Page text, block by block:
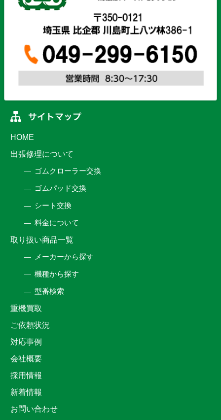
HOME
出張修理について
ゴムクローラー交換
ゴムパッド交換
シート交換
料金について
取り扱い商品一覧
メーカーから探す
機種から探す
型番検索
重機買取
ご依頼状況
対応事例
会社概要
採用情報
新着情報
お問い合わせ